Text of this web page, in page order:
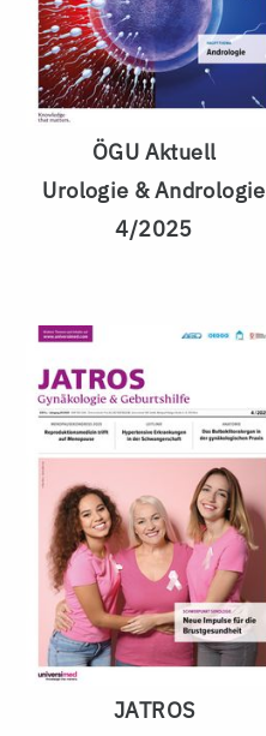
ÖGU Aktuell
Urologie & Andrologie
4/2025
JATROS